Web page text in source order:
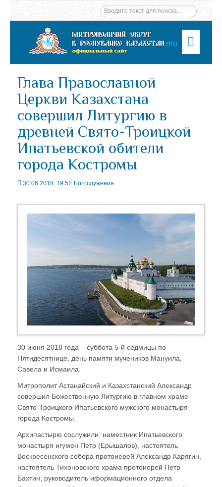
Menu
Глава Православной
Церкви Казахстана
совершил Литургию в
древней Свято-Троицкой
Ипатьевской обители
города Костромы
30.06.2018, 19:52 Богослужения
30 июня 2018 года – суббота 5-й седмицы по
Пятидесятнице, день памяти мучеников Мануила,
Савела и Исмаила.
Митрополит Астанайский и Казахстанский Александр
совершил Божественную Литургию в главном храме
Свято-Троицкого Ипатьевского мужского монастыря
города Костромы.
Архипастырю сослужили: наместник Ипатьевского
монастыря игумен Петр (Ерышалов), настоятель
Воскресенского собора протоиерей Александр Карягин,
настоятель Тихоновского храма протоиерей Петр
Бахтин, руководитель иформационного отдела